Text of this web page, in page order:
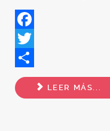
Facebook
Twitter
Share
LEER MÁS...